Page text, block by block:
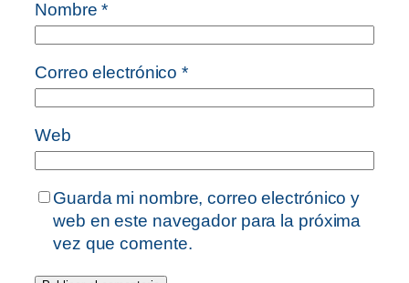
Nombre*
Correo electrónico*
Web
Guarda mi nombre, correo electrónico y
web en este navegador para la próxima
vez que comente.